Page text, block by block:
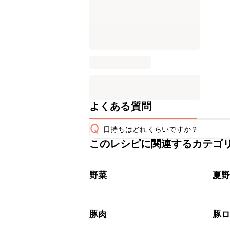
よくある質問
Q 日持ちはどれくらいですか？
保存期間は冷蔵で翌日中が目安です
※日持ちは目安です。
このレシピに関連するカテゴ
野菜 夏
豚肉 豚